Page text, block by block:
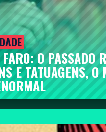
O PASSADO
E TATUAGENS, O